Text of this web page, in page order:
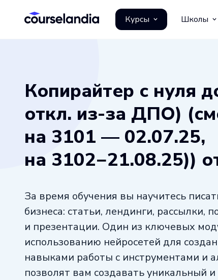
Курсы Школы
Копирайтер с нуля
откл. из-за ДПО)
на 3101 — 02.07.25,
на 3102−21.08.25))
За время обучения вы научитесь
бизнеса: статьи, лендинги, рассылки,
и презентации. Один из ключевых
использованию нейросетей для
навыками работы с инструментами и
позволят вам создавать уникальный